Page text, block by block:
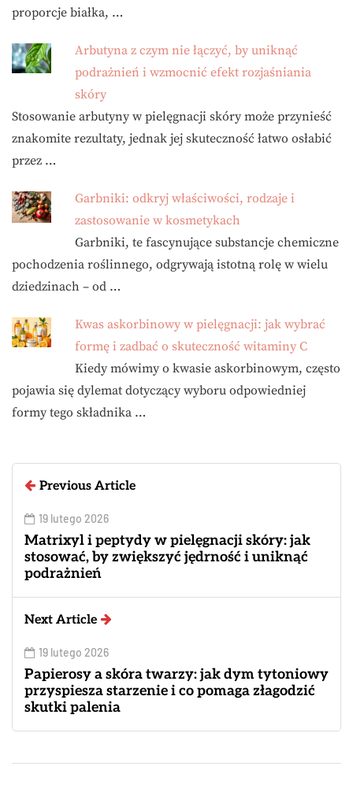
proporcje białka, …
Arbutyna z czym nie łączyć, by uniknąć
podrażnień i wzmocnić efekt rozjaśniania
skóry
Stosowanie arbutyny w pielęgnacji skóry może przynieść
znakomite rezultaty, jednak jej skuteczność łatwo osłabić
przez …
Garbniki: odkryj właściwości, rodzaje i
zastosowanie w kosmetykach
Garbniki, te fascynujące substancje chemiczne
pochodzenia roślinnego, odgrywają istotną rolę w wielu
dziedzinach – od …
Kwas askorbinowy w pielęgnacji: jak wybrać
formę i zadbać o skuteczność witaminy C
Kiedy mówimy o kwasie askorbinowym, często
pojawia się dylemat dotyczący wyboru odpowiedniej
formy tego składnika …
Previous Article
19 lutego 2026
Matrixyl i peptydy w pielęgnacji skóry: jak
stosować, by zwiększyć jędrność i uniknąć
podrażnień
Next Article
19 lutego 2026
Papierosy a skóra twarzy: jak dym tytoniowy
przyspiesza starzenie i co pomaga złagodzić
skutki palenia